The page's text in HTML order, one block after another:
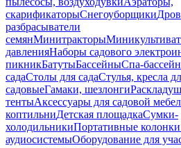
скарификаторыСнегоуборщики
разбрасыватели
семянМинитракторы
давленияНаборы садового
пикникБатутыБассейныСпа-
садаСтолы для садаСтулья, кресла
садовыеГамаки, шезлонги
тентыАксессуары для садовой
коптильниДетская площадкаСумки-
холодильникиПортативные
аудиосистемыОборудование для